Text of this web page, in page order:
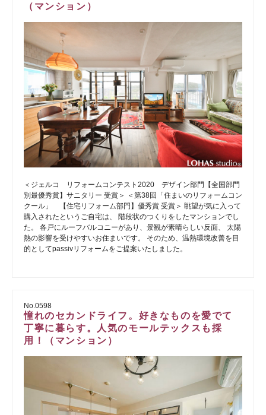
（マンション）
＜ジェルコ リフォームコンテスト2020 デザイン部門【全国部門
別最優秀賞】サニタリー 受賞＞ ＜第38回「住まいのリフォームコン
クール」 【住宅リフォーム部門】優秀賞 受賞＞ 眺望が気に入って
購入されたというご自宅は、 階段状のつくりをしたマンションでし
た。 各戸にルーフバルコニーがあり、景観が素晴らしい反面、 太陽
熱の影響を受けやすいお住まいです。 そのため、温熱環境改善を目
的としてpassivリフォームをご提案いたしました。
No.0598
憧れのセカンドライフ。好きなものを愛でて
丁寧に暮らす。人気のモールテックスも採
用！（マンション）